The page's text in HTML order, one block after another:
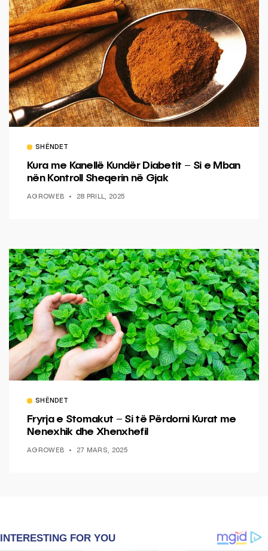
SHËNDET
Kura me Kanellë Kundër Diabetit – Si e Mban
nën Kontroll Sheqerin në Gjak
AGROWEB 28 PRILL, 2025
SHËNDET
Fryrja e Stomakut – Si të Përdorni Kurat me
Nenexhik dhe Xhenxhefil
AGROWEB 27 MARS, 2025